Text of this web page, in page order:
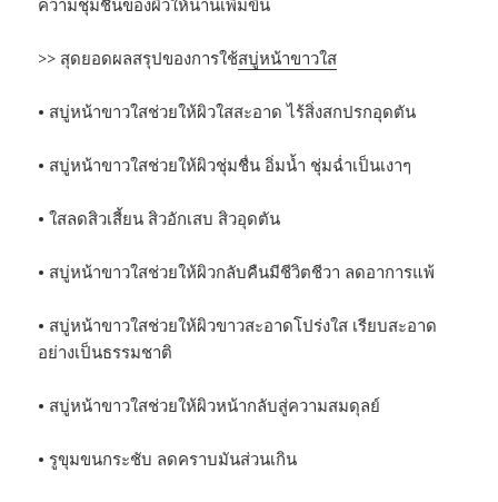
ความชุ่มชื่นของผิวให้นานเพิ่มขึ้น
>> สุดยอดผลสรุปของการใช้สบู่หน้าขาวใส
• สบู่หน้าขาวใสช่วยให้ผิวใสสะอาด ไร้สิ่งสกปรกอุดตัน
• สบู่หน้าขาวใสช่วยให้ผิวชุ่มชื่น อิ่มน้ำ ชุ่มฉ่ำเป็นเงาๆ
• ใสลดสิวเสี้ยน สิวอักเสบ สิวอุดตัน
• สบู่หน้าขาวใสช่วยให้ผิวกลับคืนมีชีวิตชีวา ลดอาการแพ้
• สบู่หน้าขาวใสช่วยให้ผิวขาวสะอาดโปร่งใส เรียบสะอาด
อย่างเป็นธรรมชาติ
• สบู่หน้าขาวใสช่วยให้ผิวหน้ากลับสู่ความสมดุลย์
• รูขุมขนกระชับ ลดคราบมันส่วนเกิน